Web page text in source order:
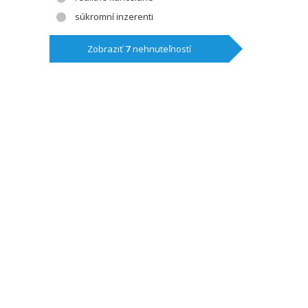
súkromní inzerenti
Zobraziť7nehnuteľností